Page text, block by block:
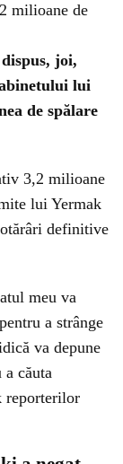
milioane de
joi,
lui
de spălare
3,2 milioane
lui Yermak
definitive
meu va
a strânge
va depune
căuta
reporterilor